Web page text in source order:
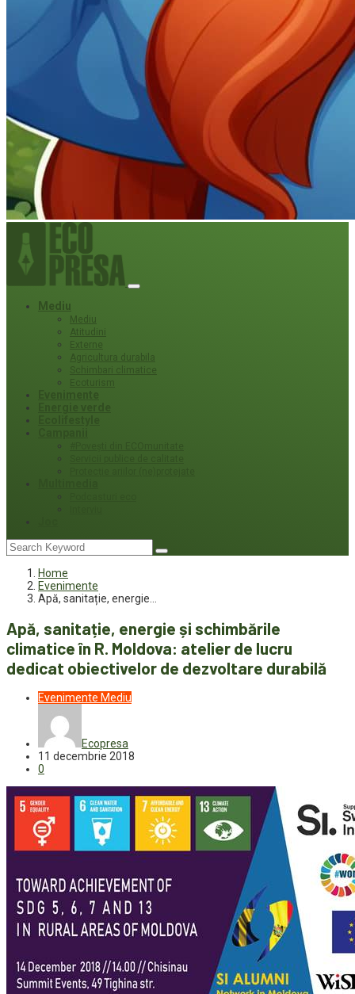
Mediu
Mediu
Atitudini
Externe
Agricultura durabila
Schimbari climatice
Ecoturism
Home
Evenimente
Apă, sanitație, energie…
Apă, sanitație, energie și schimbările
climatice în R. Moldova: atelier de lucru
dedicat obiectivelor de dezvoltare durabilă
Evenimente Mediu
Ecopresa
11 decembrie 2018
0